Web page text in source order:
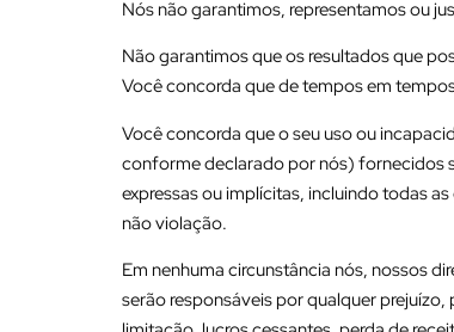
Nós não garantimos, representamos ou
Não garantimos que os resultados que
Você concorda que de tempos em
Você concorda que o seu uso ou
conforme declarado por nós) fornecidos
expressas ou implícitas, incluindo todas
não violação.
Em nenhuma circunstância nós, nossos
serão responsáveis por qualquer